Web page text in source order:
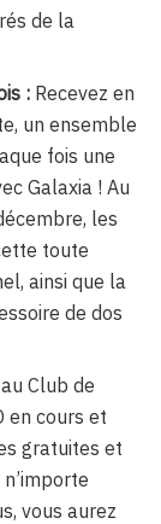
de la
: Recevez en
un ensemble
fois une
Galaxia ! Au
les
toute
ainsi que la
de dos
Club de
en cours et
gratuites et
vous aurez